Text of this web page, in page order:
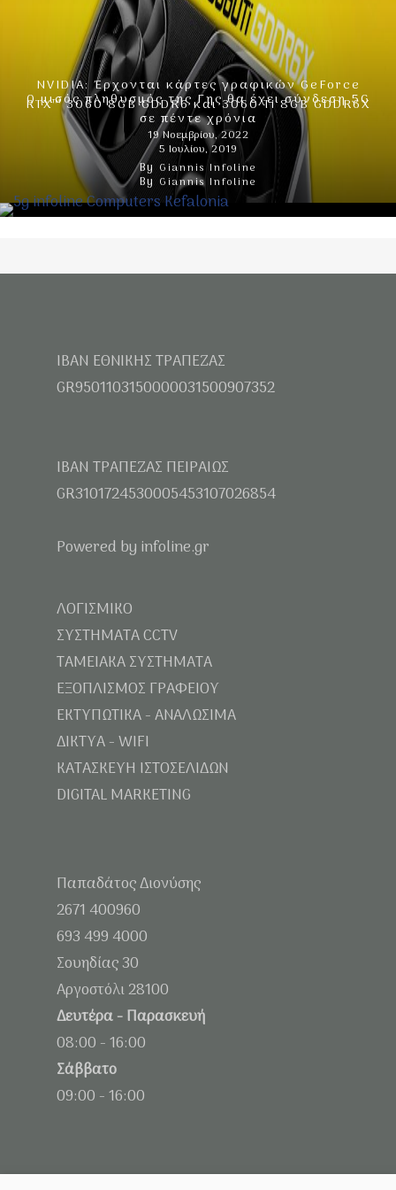
NVIDIA: Έρχονται κάρτες γραφικών GeForce
RTX™ 3060 8GB GDDR6 και 3060 Ti 8GB GDDR6X
19 Νοεμβρίου, 2022
By Giannis Infoline
Ο μισός πληθυσμός της Γης θα έχει σύνδεση 5G
σε πέντε χρόνια
5 Ιουλίου, 2019
By Giannis Infoline
IBAN ΕΘΝΙΚΗΣ ΤΡΑΠΕΖΑΣ
GR9501103150000031500907352
IBAN ΤΡΑΠΕΖΑΣ ΠΕΙΡΑΙΩΣ
GR3101724530005453107026854
Powered by infoline.gr
ΛΟΓΙΣΜΙΚΟ
ΣΥΣΤΗΜΑΤΑ CCTV
ΤΑΜΕΙΑΚΑ ΣΥΣΤΗΜΑΤΑ
ΕΞΟΠΛΙΣΜΟΣ ΓΡΑΦΕΙΟΥ
ΕΚΤΥΠΩΤΙΚΑ - ΑΝΑΛΩΣΙΜΑ
ΔΙΚΤΥΑ - WIFI
ΚΑΤΑΣΚΕΥΗ ΙΣΤΟΣΕΛΙΔΩΝ
DIGITAL MARKETING
Παπαδάτος Διονύσης
2671 400960
693 499 4000
Σουηδίας 30
Αργοστόλι 28100
Δευτέρα - Παρασκευή
08:00 - 16:00
Σάββατο
09:00 - 16:00